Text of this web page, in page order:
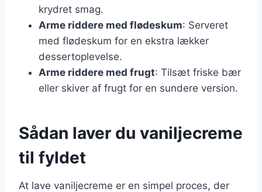
krydret smag.
Arme riddere med flødeskum: Serveret
med flødeskum for en ekstra lækker
dessertoplevelse.
Arme riddere med frugt: Tilsæt friske bær
eller skiver af frugt for en sundere version.
Sådan laver du vaniljecreme
til fyldet
At lave vaniljecreme er en simpel proces, der